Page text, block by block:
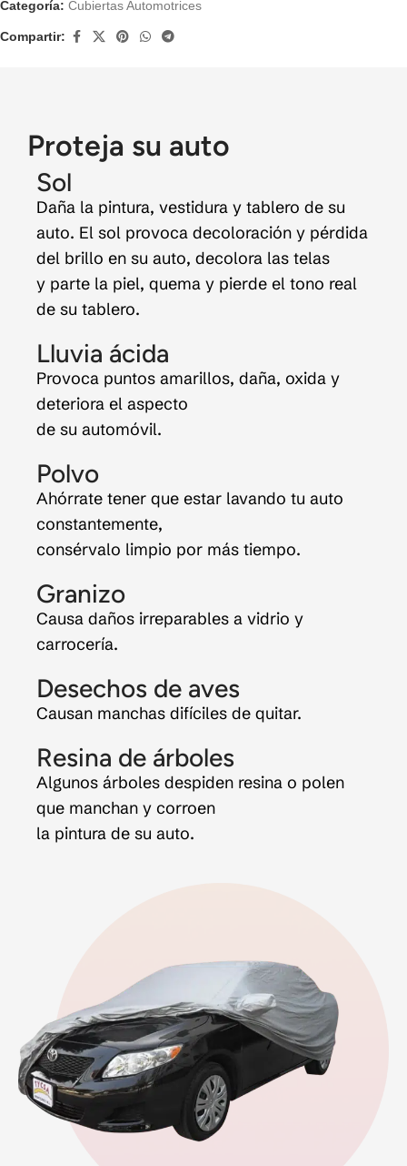
Categoría: Cubiertas Automotrices
Compartir:
Proteja su auto
Sol
Daña la pintura, vestidura y tablero de su
auto. El sol provoca decoloración y pérdida
del brillo en su auto, decolora las telas
y parte la piel, quema y pierde el tono real
de su tablero.
Lluvia ácida
Provoca puntos amarillos, daña, oxida y
deteriora el aspecto
de su automóvil.
Polvo
Ahórrate tener que estar lavando tu auto
constantemente,
consérvalo limpio por más tiempo.
Granizo
Causa daños irreparables a vidrio y
carrocería.
Desechos de aves
Causan manchas difíciles de quitar.
Resina de árboles
Algunos árboles despiden resina o polen
que manchan y corroen
la pintura de su auto.